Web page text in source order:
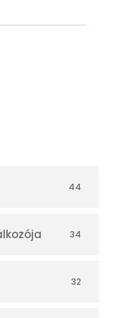
44
34
32